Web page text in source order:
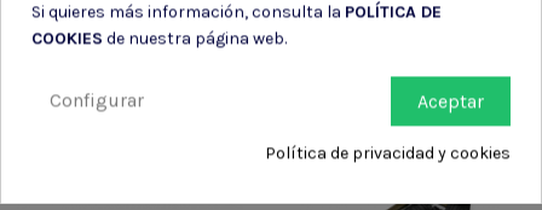
Si quieres más información, consulta la POLÍTICA DE
COOKIES de nuestra página web.
Aceptar
Configurar
Política de privacidad y cookies